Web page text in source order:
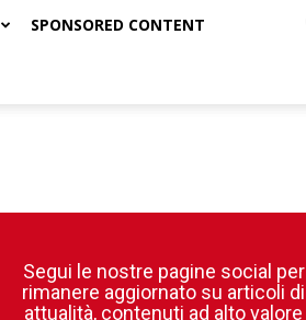
SPONSORED CONTENT
Segui le nostre pagine social per
rimanere aggiornato su articoli di
attualità, contenuti ad alto valore